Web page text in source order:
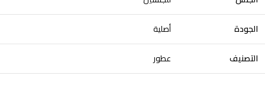
الجودة
أصلية
التصنيف
عطور